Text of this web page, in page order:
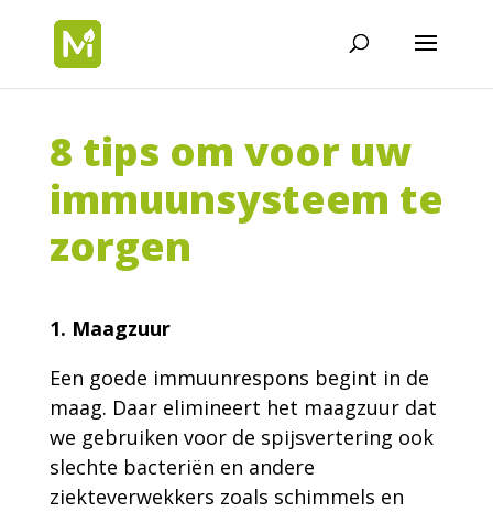
8 tips om voor uw
immuunsysteem te
zorgen
1. Maagzuur
Een goede immuunrespons begint in de
maag. Daar elimineert het maagzuur dat
we gebruiken voor de spijsvertering ook
slechte bacteriën en andere
ziekteverwekkers zoals schimmels en